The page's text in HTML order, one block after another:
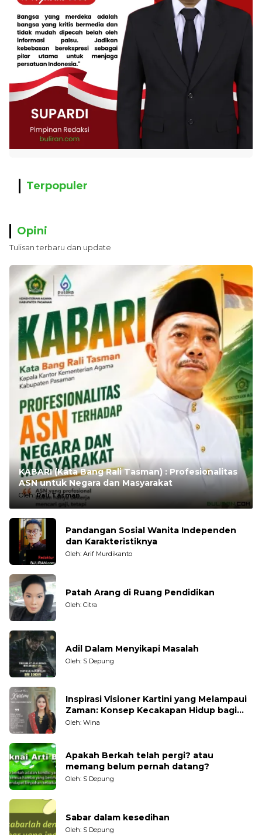
Terpopuler
Opini
Tulisan terbaru dan update
KABARI (Kata Bang Rali Tasman) : Profesionalitas
ASN untuk Negara dan Masyarakat
Oleh:Rali Tasman
Pandangan Sosial Wanita Independen
dan Karakteristiknya
Oleh: Arif Murdikanto
Patah Arang di Ruang Pendidikan
Oleh: Citra
Adil Dalam Menyikapi Masalah
Oleh: S Depung
Inspirasi Visioner Kartini yang Melampaui
Zaman: Konsep Kecakapan Hidup bagi
Generasi Muda
Oleh: Wina
Apakah Berkah telah pergi? atau
memang belum pernah datang?
Oleh: S Depung
Sabar dalam kesedihan
Oleh: S Depung